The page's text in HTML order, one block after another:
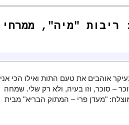
ריבות "מיה", ממרחי
אוהבים את טעם התות ואילו הכי אני
– סוכר, וזו בעיה, ולא רק שלי. שמחה
"מעדן פרי – המתוק הבריא" מבית